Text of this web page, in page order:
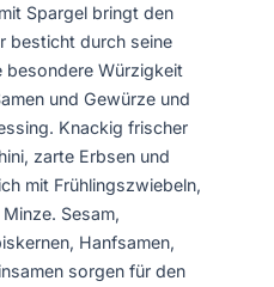
Spargel bringt den
besticht durch seine
besondere Würzigkeit
und Gewürze und
Knackig frischer
zarte Erbsen und
mit Frühlingszwiebeln,
Sesam,
Hanfsamen,
sorgen für den